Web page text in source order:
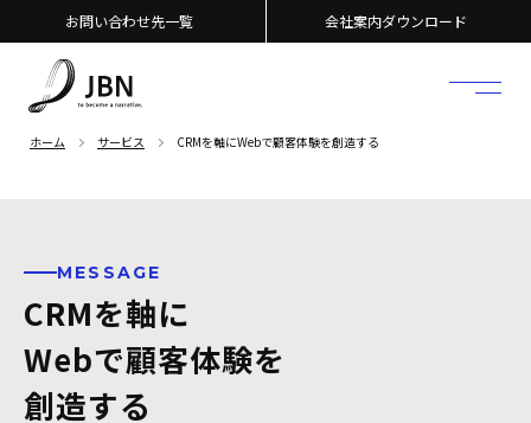
お問い合わせ先一覧 会社案内ダウンロード
ホーム サービス CRMを軸にWebで顧客体験を創造する
MESSAGE
CRMを軸に
Webで顧客体験を
創造する